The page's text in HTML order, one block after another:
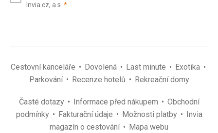
(povinné)
Invia.cz, a.s. *(povinné)
Cestovní kanceláře Dovolená Last minute
Exotika
Parkování
Recenze hotelů Rekreační domy
Časté dotazy Informace před nákupem
Obchodní
podmínky
Fakturační údaje Možnosti platby
Invia
magazín o cestování
Mapa webu